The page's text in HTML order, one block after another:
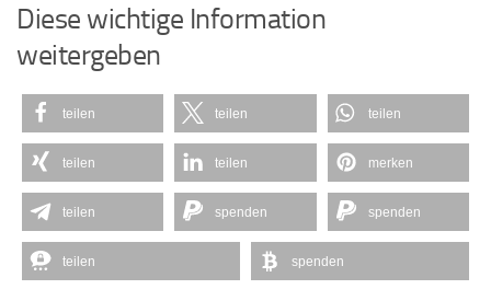
Diese wichtige Information
weitergeben
teilen teilen teilen
teilen teilen merken
teilen spenden spenden
teilen spenden